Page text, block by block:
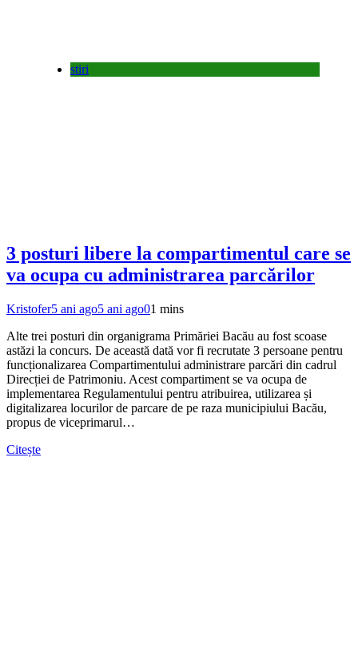
stiri
3 posturi libere la compartimentul care se
va ocupa cu administrarea parcărilor
Kristofer5 ani ago5 ani ago01 mins
Alte trei posturi din organigrama Primăriei Bacău au fost scoase
astăzi la concurs. De această dată vor fi recrutate 3 persoane pentru
funcționalizarea Compartimentului administrare parcări din cadrul
Direcției de Patrimoniu. Acest compartiment se va ocupa de
implementarea Regulamentului pentru atribuirea, utilizarea și
digitalizarea locurilor de parcare de pe raza municipiului Bacău,
propus de viceprimarul…
Citește